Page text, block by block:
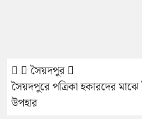
সৈয়দপুর
সৈয়দপুরে পত্রিকা হকারদের মাঝে
উপহার